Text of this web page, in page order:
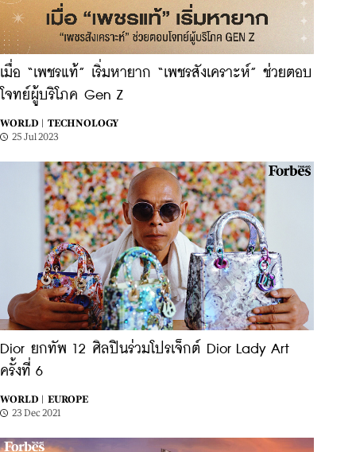
เมื่อ “เพชรแท้” เริ่มหายาก “เพชรสังเคราะห์” ช่วยตอบ
โจทย์ผู้บริโภค Gen Z
WORLD |
TECHNOLOGY
25 Jul 2023
Dior ยกทัพ 12 ศิลปินร่วมโปรเจ็กต์ Dior Lady Art
ครั้งที่ 6
WORLD |
EUROPE
23 Dec 2021